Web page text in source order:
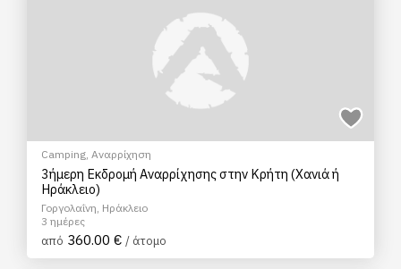
Camping, Αναρρίχηση
3ήμερη Εκδρομή Αναρρίχησης στην Κρήτη (Χανιά ή
Ηράκλειο)
Γοργολαΐνη, Ηράκλειο
3 ημέρες
από 360.00 € / άτομο